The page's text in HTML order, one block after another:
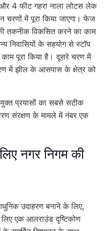
4 फीट गहरा नाला लोटस लेक
चरणों में पूरा किया जाएगा। फेज
तकनीक विकसित करने का काम
निवासियों के सहयोग से स्टॉप
पूरा किया है। दूसरे चरण में
में झील के आसपास के क्षेत्र को
प्रयासों का सबसे सटीक
संरक्षण के मामले में नंबर एक
नगर निगम की
उदाहरण बनाने के लिए,
लिए एक आलराउंड दृष्टिकोण